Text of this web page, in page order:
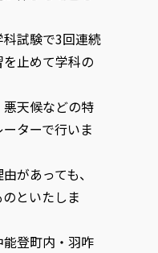
試験で3回連続
止めて学科の
天候などの特
ターで行いま
があっても、
といたしま
登町内・羽咋